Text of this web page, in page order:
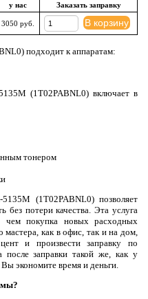
у нас
Заказать заправку
3050 руб. В корзину
подходит к аппаратам:
(1T02PABNL0) включает в
тонером
(1T02PABNL0) позволяет
без потери качества. Эта услуга
чем покупка новых расходных
как в офис, так и на дом,
и произвести заправку по
после заправки такой же, как у
экономите время и деньги.